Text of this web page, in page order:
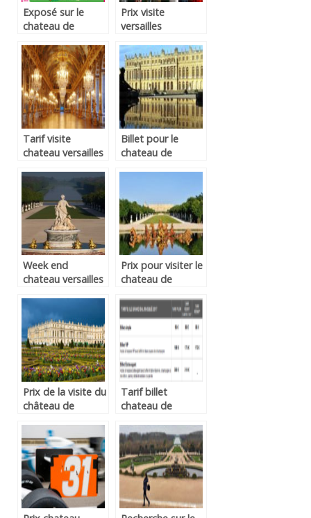
Exposé sur le
chateau de
Prix visite
versailles
Tarif visite
chateau versailles
Billet pour le
chateau de
Week end
chateau versailles
Prix pour visiter le
chateau de
Prix de la visite du
château de
Tarif billet
chateau de